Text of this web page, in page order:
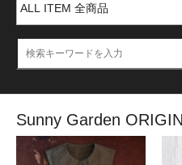
Sunny Garden